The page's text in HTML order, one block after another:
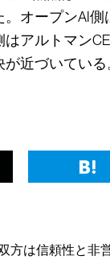
オープンAI側
アルトマン
近づいている
方は信頼性と非